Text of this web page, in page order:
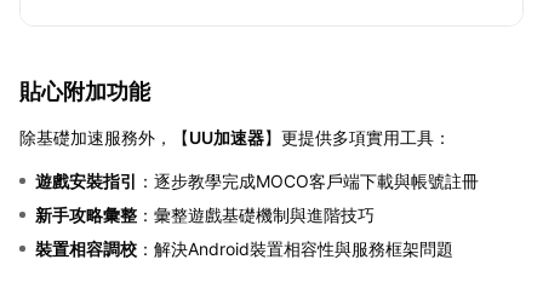
貼心附加功能
除基礎加速服務外，【UU加速器】更提供多項實用工具：
遊戲安裝指引 ：逐步教學完成MOCO客戶端下載與帳號註冊
新手攻略彙整 ：彙整遊戲基礎機制與進階技巧
裝置相容調校 ：解決Android裝置相容性與服務框架問題